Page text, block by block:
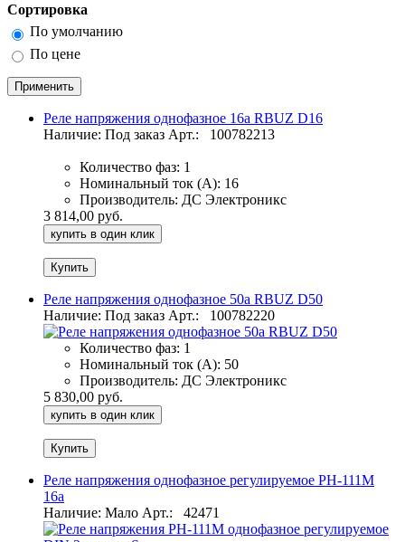
Сортировка
По умолчанию
По цене
Реле напряжения однофазное 16а RBUZ D16
Наличие: Под заказ Арт.: 100782213
Количество фаз: 1
Номинальный ток (А): 16
Производитель: ДС Электроникс
3 814,00 руб.
купить в один клик
Реле напряжения однофазное 50а RBUZ D50
Наличие: Под заказ Арт.: 100782220
Количество фаз: 1
Номинальный ток (А): 50
Производитель: ДС Электроникс
5 830,00 руб.
купить в один клик
Реле напряжения однофазное регулируемое РН-111М
16а
Наличие: Мало Арт.: 42471